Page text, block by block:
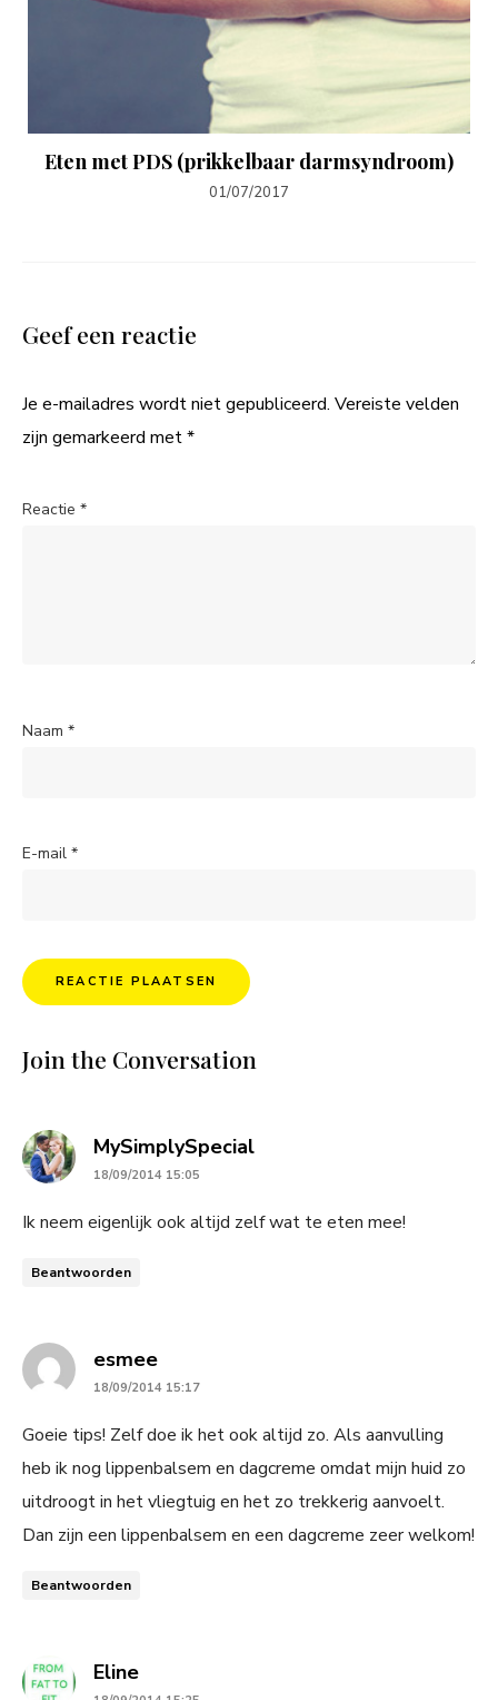
Eten met PDS (prikkelbaar darmsyndroom)
01/07/2017
Geef een reactie
Je e-mailadres wordt niet gepubliceerd. Vereiste velden
zijn gemarkeerd met*
Reactie *
Naam *
E-mail *
Join the Conversation
MySimplySpecialsays:
18/09/2014 15:05
Ik neem eigenlijk ook altijd zelf wat te eten mee!
Beantwoorden
esmeesays:
18/09/2014 15:17
Goeie tips! Zelf doe ik het ook altijd zo. Als aanvulling
heb ik nog lippenbalsem en dagcreme omdat mijn huid zo
uitdroogt in het vliegtuig en het zo trekkerig aanvoelt.
Dan zijn een lippenbalsem en een dagcreme zeer welkom!
Beantwoorden
Elinesays: